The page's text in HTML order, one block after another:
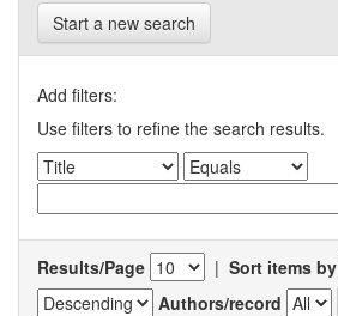
Start a new search
Add filters:
Use filters to refine the search results.
Results/Page | Sort items by
Authors/record